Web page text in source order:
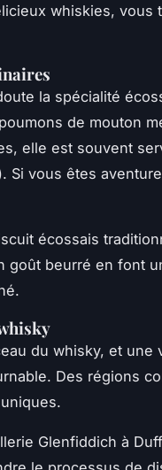
whiskies, vous
la spécialité
de mouton
elle est souvent
Si vous êtes
écossais
goût beurré en font
du whisky, et
Des régions
Glenfiddich à